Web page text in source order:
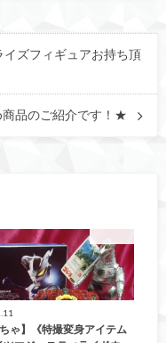
ズフィギュアお持ち頂
商品のご紹介です！★
ちゃ】《特撮変身アイテム